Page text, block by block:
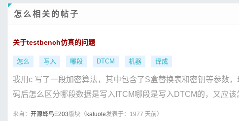
怎么相关的帖子
关于testbench仿真的问题
怎么 写入 哪段 DTCM 机器 译成
我用c 写了一段加密算法，其中包含了S盒替换表和密钥等参数
码后怎么区分哪段数据是写入ITCM哪段是写入DTCM的，又应该
来自： 开源蜂鸟E203版块（ kaluote发表于：1977 天前）